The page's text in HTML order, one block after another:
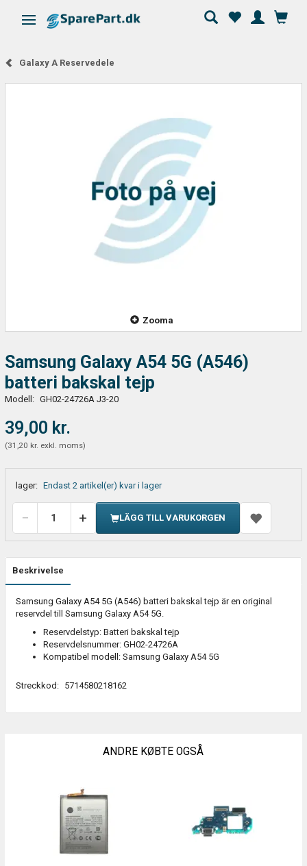
Ändra navigering
Galaxy A Reservedele
Zooma
Samsung Galaxy A54 5G (A546)
batteri bakskal tejp
Modell: GH02-24726A J3-20
39,00 kr.
(31,20 kr. exkl. moms)
lager: Endast 2 artikel(er) kvar i lager
LÄGG TILL VARUKORGEN
Beskrivelse
Samsung Galaxy A54 5G (A546) batteri bakskal tejp är en original
reservdel till Samsung Galaxy A54 5G.
Reservdelstyp: Batteri bakskal tejp
Reservdelsnummer: GH02-24726A
Kompatibel modell: Samsung Galaxy A54 5G
Streckkod: 5714580218162
ANDRE KØBTE OGSÅ